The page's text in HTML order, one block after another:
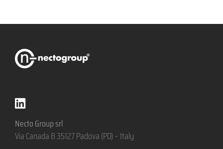
Necto Group srl
Via Canada 8 35127 Padova (PD) – Italy